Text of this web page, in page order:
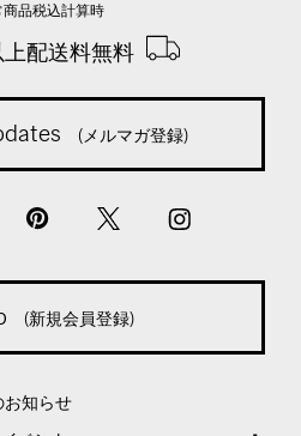
品税込計算時
配送料無料
(メルマガ登録)
(新規会員登録)
お知らせ